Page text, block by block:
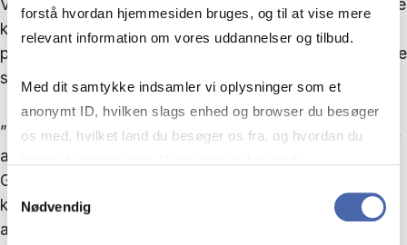
forstå hvordan hjemmesiden bruges, og til at vise mere
relevant information om vores uddannelser og tilbud.
Med dit samtykke indsamler vi oplysninger som et
anonymt ID, hvilken slags enhed og browser du besøger
os med, hvilket land du besøger os fra, og hvordan du
markedsføring. Du bestemmer selv - og kan altid trække
Samtykkevalg
Nødvendig
Vejen frem er ifølge Cecilie Steenbuch Traberg at blive
klar over, at det er sådan. Derfor er det også altid en
pointe, hun fremhæver under forelæsninger eller andre
steder, hvor hun præsenterer sin forskning.
”Der er også forskning fra England og USA, som viser,
at unge mennesker, og endda dem, der er yngre end
Generation Z, ved, at de skal tænke på
kildetroværdighed og være analytiske, men det
afspejler sig ikke i, hvad de gør. Tit vurderer de